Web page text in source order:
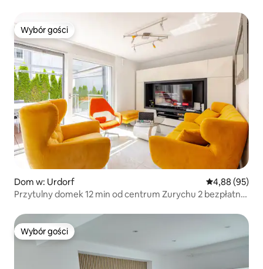
Wybór gości
Wybór gości
Dom w: Urdorf Średnia
4,88 (95)
Przytulny domek 12 min od centrum Zurychu 2 bezpłatne
Wybór gości
Wybór gości